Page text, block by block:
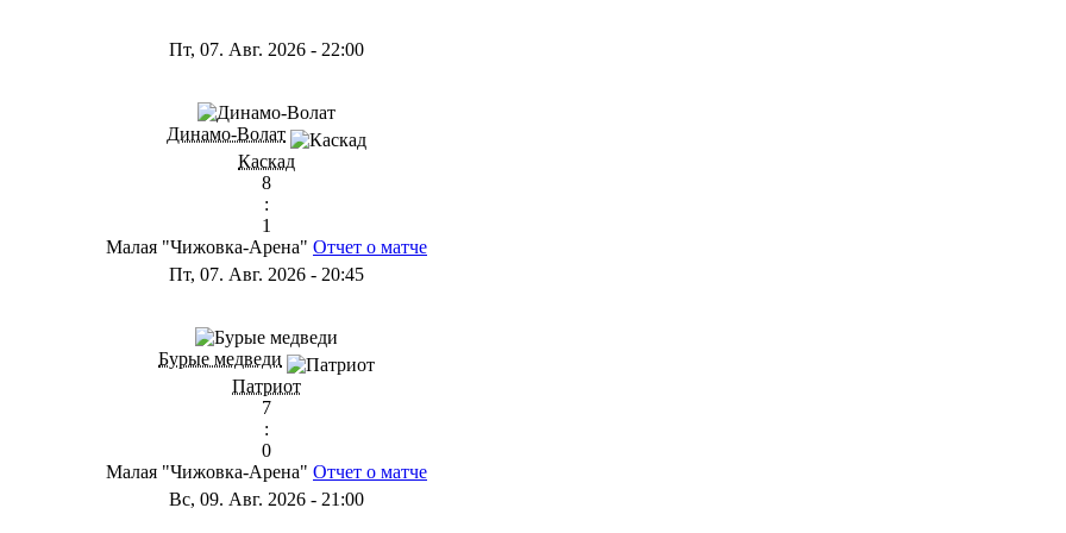
Пт, 07. Авг. 2026 - 22:00
Динамо-Волат
Каскад
8
:
1
Малая "Чижовка-Арена" Отчет о матче
Пт, 07. Авг. 2026 - 20:45
Бурые медведи
Патриот
7
:
0
Малая "Чижовка-Арена" Отчет о матче
Вс, 09. Авг. 2026 - 21:00